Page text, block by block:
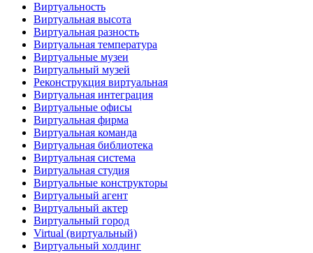
Виртуальность
Виртуальная высота
Виртуальная разность
Виртуальная температура
Виртуальные музеи
Виртуальный музей
Реконструкция виртуальная
Виртуальная интеграция
Виртуальные офисы
Виртуальная фирма
Виртуальная команда
Виртуальная библиотека
Виртуальная система
Виртуальная студия
Виртуальные конструкторы
Виртуальный агент
Виртуальный актер
Виртуальный город
Virtual (виртуальный)
Виртуальный холдинг